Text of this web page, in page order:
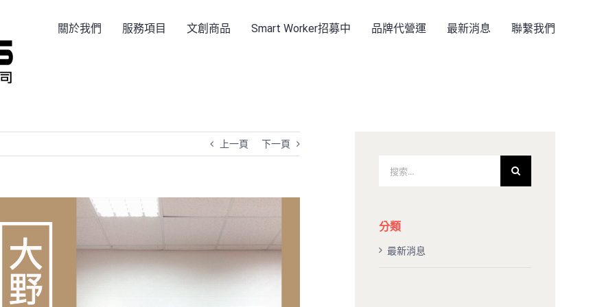
關於我們 服務項目 文創商品 Smart Worker招募中 品牌代營運 最新消息 聯繫我們
上一頁 下一頁
果：
分類
最新消息